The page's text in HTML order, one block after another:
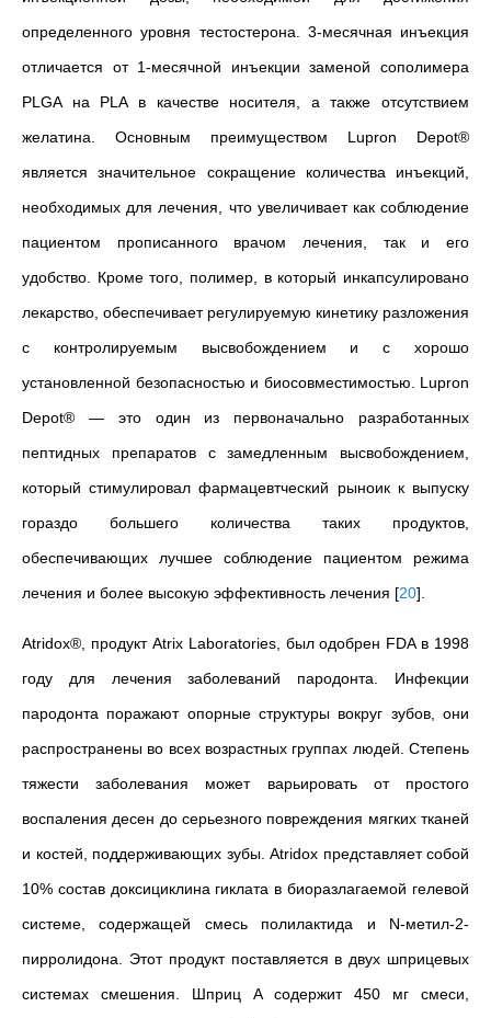
определенного уровня тестостерона. 3-месячная инъекция
отличается от 1-месячной инъекции заменой сополимера
PLGA на PLA в качестве носителя, а также отсутствием
желатина. Основным преимуществом Lupron Depot®
является значительное сокращение количества инъекций,
необходимых для лечения, что увеличивает как соблюдение
пациентом прописанного врачом лечения, так и его
удобство. Кроме того, полимер, в который инкапсулировано
лекарство, обеспечивает регулируемую кинетику разложения
с контролируемым высвобождением и с хорошо
установленной безопасностью и биосовместимостью. Lupron
Depot® — это один из первоначально разработанных
пептидных препаратов с замедленным высвобождением,
который стимулировал фармацевтческий рыноик к выпуску
гораздо большего количества таких продуктов,
обеспечивающих лучшее соблюдение пациентом режима
лечения и более высокую эффективность лечения [20]
Atridox®, продукт Atrix Laboratories, был одобрен FDA в 1998
году для лечения заболеваний пародонта. Инфекции
пародонта поражают опорные структуры вокруг зубов, они
распространены во всех возрастных группах людей. Степень
тяжести заболевания может варьировать от простого
воспаления десен до серьезного повреждения мягких тканей
и костей, поддерживающих зубы. Atridox представляет собой
10% состав доксициклина гиклата в биоразлагаемой гелевой
системе, содержащей смесь полилактида и N‑метил-2-
пирролидона. Этот продукт поставляется в двух шприцевых
системах смешения. Шприц А содержит 450 мг смеси,